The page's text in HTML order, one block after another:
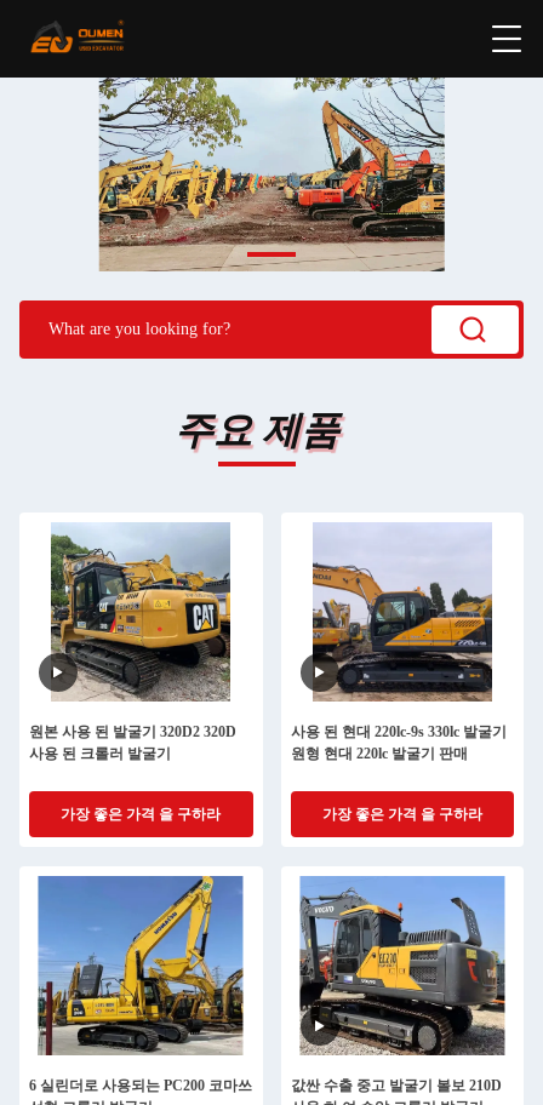
주요 제품
원본 사용 된 발굴기 320D2 320D
사용 된 크롤러 발굴기
가장 좋은 가격 을 구하라
사용 된 현대 220lc-9s 330lc 발굴기
원형 현대 220lc 발굴기 판매
가장 좋은 가격 을 구하라
6 실린더로 사용되는 PC200 코마쓰
값싼 수출 중고 발굴기 볼보 210D